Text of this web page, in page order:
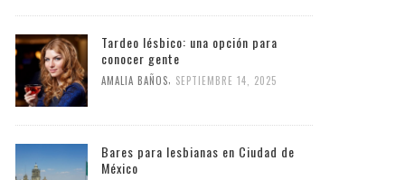
Tardeo lésbico: una opción para
conocer gente
AMALIA BAÑOS SEPTIEMBRE 14, 2025
Bares para lesbianas en Ciudad de
México